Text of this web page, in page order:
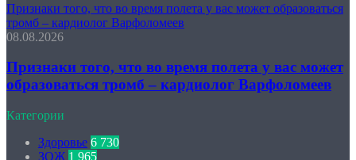
Признаки того, что во время полета у вас может образоваться
тромб – кардиолог Варфоломеев
08.08.2026
Признаки того, что во время полета у вас может
образоваться тромб – кардиолог Варфоломеев
Категории
Здоровье 6 730
ЗОЖ 1 965